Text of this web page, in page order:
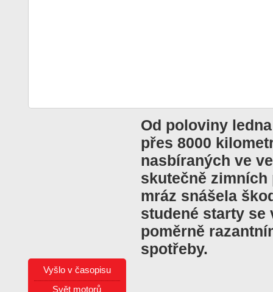
Od poloviny
přes 8000
nasbíraných ve
skutečně
mráz snášela
studené starty se
poměrně
spotřeby.
Vyšlo v časopisu
Svět motorů